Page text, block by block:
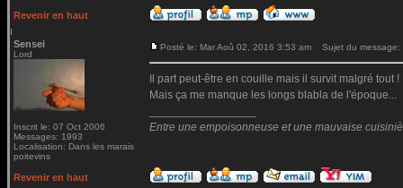
Revenir en haut
Sensei
Lord
Inscrit le: 07 Oct 2006
Messages: 1993
Localisation: Dans les marais
poitevins
Posté le: Mar Aoû 02, 2016 3:53 am Sujet du message:
Il part peut-être en couille mais il survit malgré tout !
Mais ça me manque les longs blabla de l'époque...
Entre une empoisonneuse et une mauvaise
Revenir en haut